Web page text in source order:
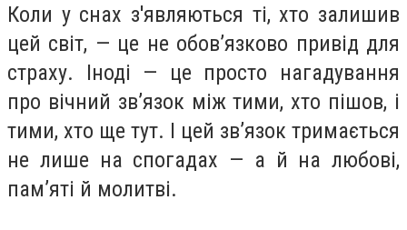
Коли у снах з'являються ті, хто залишив
цей світ, — це не обов’язково привід для
страху. Іноді — це просто нагадування
про вічний зв’язок між тими, хто пішов, і
тими, хто ще тут. І цей зв’язок тримається
не лише на спогадах — а й на любові,
пам’яті й молитві.